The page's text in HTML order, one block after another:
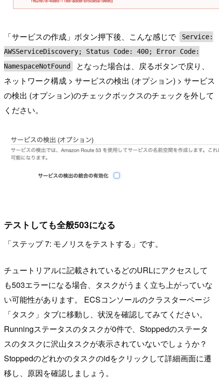
「サービスの作成」ボタン押下後、こんな感じで
Service:
AWSServiceDiscovery; Status Code: 400; Error Code:
NamespaceNotFound
となった場合は、戻るボタンで戻り、
ネットワーク構成 > サービスの検出 (オプション) > サービス
の検出 (オプション)のチェックボックスのチェックを外して
ください。
テストしても全般503になる
「ステップ 7: モノリスをテストする」です。
チュートリアルに記載されているどのURLにアクセスして
も503エラーになる場合、タスクがうまく立ち上がっていな
い可能性があります。 ECSコンソールのクラスターページ
「タスク」タブに移動し、状況を確認してみてください。
Runningステータスのタスクが0件で、Stoppedのステータ
スのタスクに沢山タスクが表示されていないでしょうか？
Stoppedのどれかのタスクのidをクリックして詳細画面に遷
移し、原因を確認しましょう。